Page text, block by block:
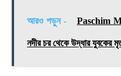
আরও পড়ুন - Paschim
নদীর চর থেকে উদ্ধার যুবকের